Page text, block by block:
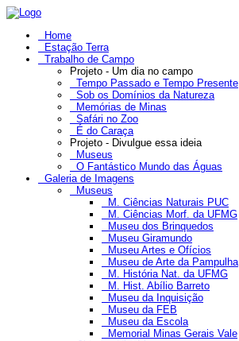
Home
Estação Terra
Trabalho de Campo
Projeto - Um dia no campo
Tempo Passado e Tempo Presente
Sob os Domínios da Natureza
Memórias de Minas
Safári no Zoo
É do Caraça
Projeto - Divulgue essa ideia
Museus
O Fantástico Mundo das Águas
Galeria de Imagens
Museus
M. Ciências Naturais PUC
M. Ciências Morf. da UFMG
Museu dos Brinquedos
Museu Giramundo
Museu Artes e Ofícios
Museu de Arte da Pampulha
M. História Nat. da UFMG
M. Hist. Abílio Barreto
Museu da Inquisição
Museu da FEB
Museu da Escola
Memorial Minas Gerais Vale